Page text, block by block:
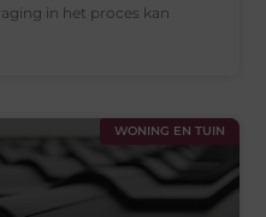
in het proces kan
WONING EN TUIN